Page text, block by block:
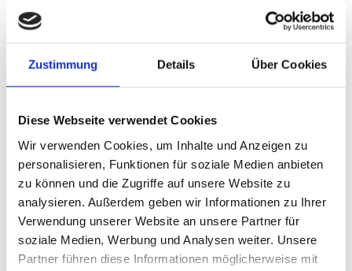
Zustimmung Details Über Cookies
Diese Webseite verwendet Cookies
Wir verwenden Cookies, um Inhalte und Anzeigen zu
personalisieren, Funktionen für soziale Medien anbieten
zu können und die Zugriffe auf unsere Website zu
analysieren. Außerdem geben wir Informationen zu Ihrer
Verwendung unserer Website an unsere Partner für
soziale Medien, Werbung und Analysen weiter. Unsere
Partner führen diese Informationen möglicherweise mit
Neues aus der IKI